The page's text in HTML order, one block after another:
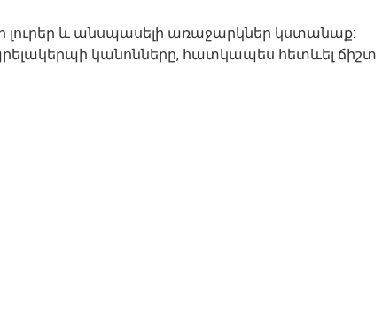
լուրեր և անսպասելի առաջարկներ կստանաք:
կանոնները, հատկապես հետևել ճիշտ